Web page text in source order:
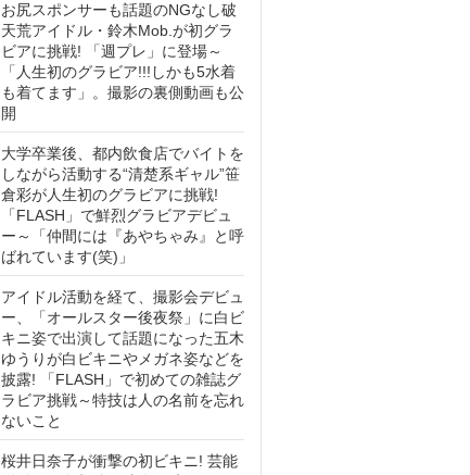
お尻スポンサーも話題のNGなし破
天荒アイドル・鈴木Mob.が初グラ
ビアに挑戦! 「週プレ」に登場～
「人生初のグラビア!!!しかも5水着
も着てます」。撮影の裏側動画も公
開
大学卒業後、都内飲食店でバイトを
しながら活動する“清楚系ギャル”笹
倉彩が人生初のグラビアに挑戦!
「FLASH」で鮮烈グラビアデビュ
ー～「仲間には『あやちゃみ』と呼
ばれています(笑)」
アイドル活動を経て、撮影会デビュ
ー、「オールスター後夜祭」に白ビ
キニ姿で出演して話題になった五木
ゆうりが白ビキニやメガネ姿などを
披露! 「FLASH」で初めての雑誌グ
ラビア挑戦～特技は人の名前を忘れ
ないこと
桜井日奈子が衝撃の初ビキニ! 芸能